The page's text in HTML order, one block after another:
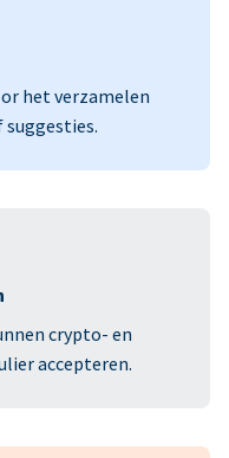
het verzamelen
crypto- en
accepteren.